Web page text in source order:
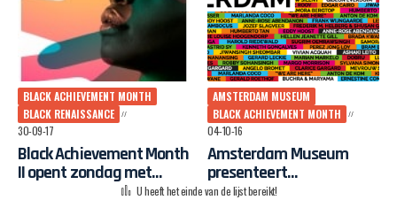
BLACK ACHIEVEMENT MONTH
BLACK RENAISSANCE
30-09-17
Black Achievement Month
II opent zondag met
“Black Renaissance”
AMSTERDAM MUSEUM
BLACK ACHIEVEMENT MONTH
04-10-16
Amsterdam Museum
presenteert
tentoonstelling rond
U heeft het einde van de lijst bereikt!